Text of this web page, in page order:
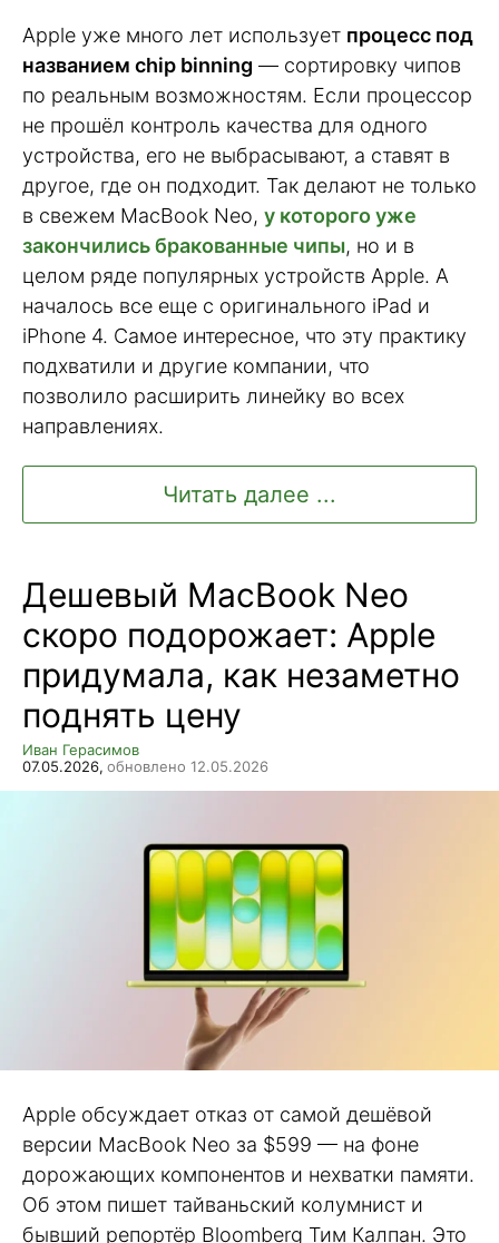
Apple уже много лет использует процесс под
названием chip binning — сортировку чипов
по реальным возможностям. Если процессор
не прошёл контроль качества для одного
устройства, его не выбрасывают, а ставят в
другое, где он подходит. Так делают не только
в свежем MacBook Neo, у которого уже
закончились бракованные чипы, но и в
целом ряде популярных устройств Apple. А
началось все еще с оригинального iPad и
iPhone 4. Самое интересное, что эту практику
подхватили и другие компании, что
позволило расширить линейку во всех
направлениях.
Читать далее ...
Дешевый MacBook Neo
скоро подорожает: Apple
придумала, как незаметно
поднять цену
Иван Герасимов
07.05.2026, обновлено 12.05.2026
Apple обсуждает отказ от самой дешёвой
версии MacBook Neo за $599 — на фоне
дорожающих компонентов и нехватки памяти.
Об этом пишет тайваньский колумнист и
бывший репортёр Bloomberg Тим Калпан. Это